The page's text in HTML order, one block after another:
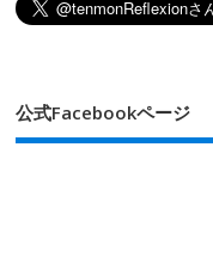
公式Facebookページ